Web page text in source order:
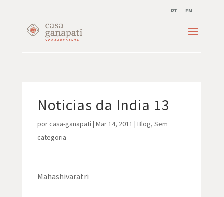
PT EN
Noticias da India 13
porcasa-ganapati | Mar 14, 2011 | Blog, Sem
categoria
Mahashivaratri